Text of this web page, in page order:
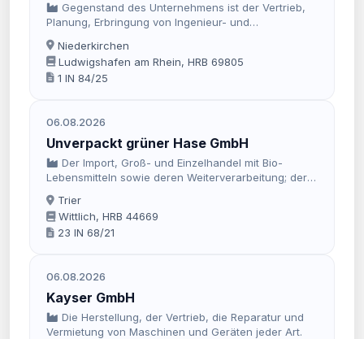
Gegenstand des Unternehmens ist der Vertrieb,
Planung, Erbringung von Ingenieur- und
Montageleistungen in Bezug auf Photovoltaik- und
Speicher-Anlagen sowie Erbringung von sämtlichen
damit im Zusammenhang stehenden
Dienstleistungen und/oder die allgemeine
stehen.
Niederkirchen
Ludwigshafen am Rhein, HRB 69805
1 IN 84/25
06.08.2026
Unverpackt grüner Hase GmbH
Der Import, Groß- und Einzelhandel mit Bio-
Lebensmitteln sowie deren Weiterverarbeitung; der
Import- Groß- und Einzelhandel mit Drogerieartikeln,
Geschenkartikeln, Dekorationsartikeln und Textilien,
sowie alle weiteren Tätigkeiten, die geeignet sind,
dem
Trier
Wittlich, HRB 44669
23 IN 68/21
06.08.2026
Kayser GmbH
Die Herstellung, der Vertrieb, die Reparatur und
Vermietung von Maschinen und Geräten jeder Art.